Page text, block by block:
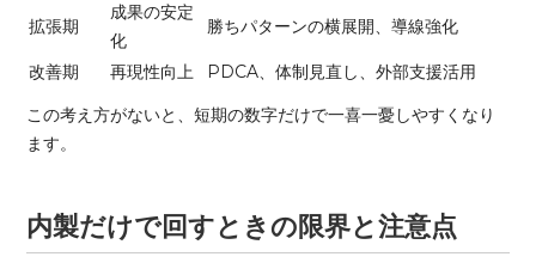
拡張期
成果の安定
化
勝ちパターンの横展開、導線強化
改善期 再現性向上
PDCA、体制見直し、外部支援活用
この考え方がないと、短期の数字だけで一喜一憂しやすくなり
ます。
内製だけで回すときの限界と注意点